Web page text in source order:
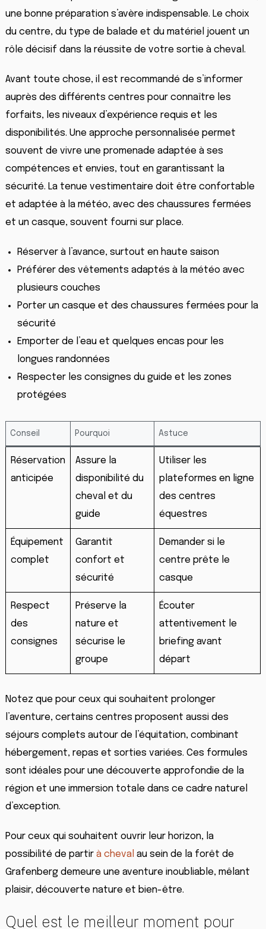
une bonne préparation s’avère indispensable. Le choix
du centre, du type de balade et du matériel jouent un
rôle décisif dans la réussite de votre sortie à cheval.
Avant toute chose, il est recommandé de s’informer
auprès des différents centres pour connaître les
forfaits, les niveaux d’expérience requis et les
disponibilités. Une approche personnalisée permet
souvent de vivre une promenade adaptée à ses
compétences et envies, tout en garantissant la
sécurité. La tenue vestimentaire doit être confortable
et adaptée à la météo, avec des chaussures fermées
et un casque, souvent fourni sur place.
Réserver à l’avance, surtout en haute saison
Préférer des vêtements adaptés à la météo avec
plusieurs couches
Porter un casque et des chaussures fermées pour la
sécurité
Emporter de l’eau et quelques encas pour les
longues randonnées
Respecter les consignes du guide et les zones
protégées
Conseil Pourquoi Astuce
Réservation
anticipée
Assure la
disponibilité du
cheval et du
guide
Utiliser les
plateformes en ligne
des centres
équestres
Équipement
complet
Garantit
confort et
sécurité
Demander si le
centre prête le
casque
Respect
des
consignes
Préserve la
nature et
sécurise le
groupe
Écouter
attentivement le
briefing avant
départ
Notez que pour ceux qui souhaitent prolonger
l’aventure, certains centres proposent aussi des
séjours complets autour de l’équitation, combinant
hébergement, repas et sorties variées. Ces formules
sont idéales pour une découverte approfondie de la
région et une immersion totale dans ce cadre naturel
d’exception.
Pour ceux qui souhaitent ouvrir leur horizon, la
possibilité de partir à cheval au sein de la forêt de
Grafenberg demeure une aventure inoubliable, mêlant
plaisir, découverte nature et bien-être.
Quel est le meilleur moment pour